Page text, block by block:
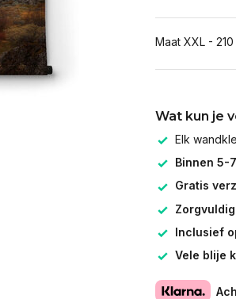
Maat XXL -
Wat kun je
Elk
Binnen 5-
Gratis
Inclusief
Vele blije